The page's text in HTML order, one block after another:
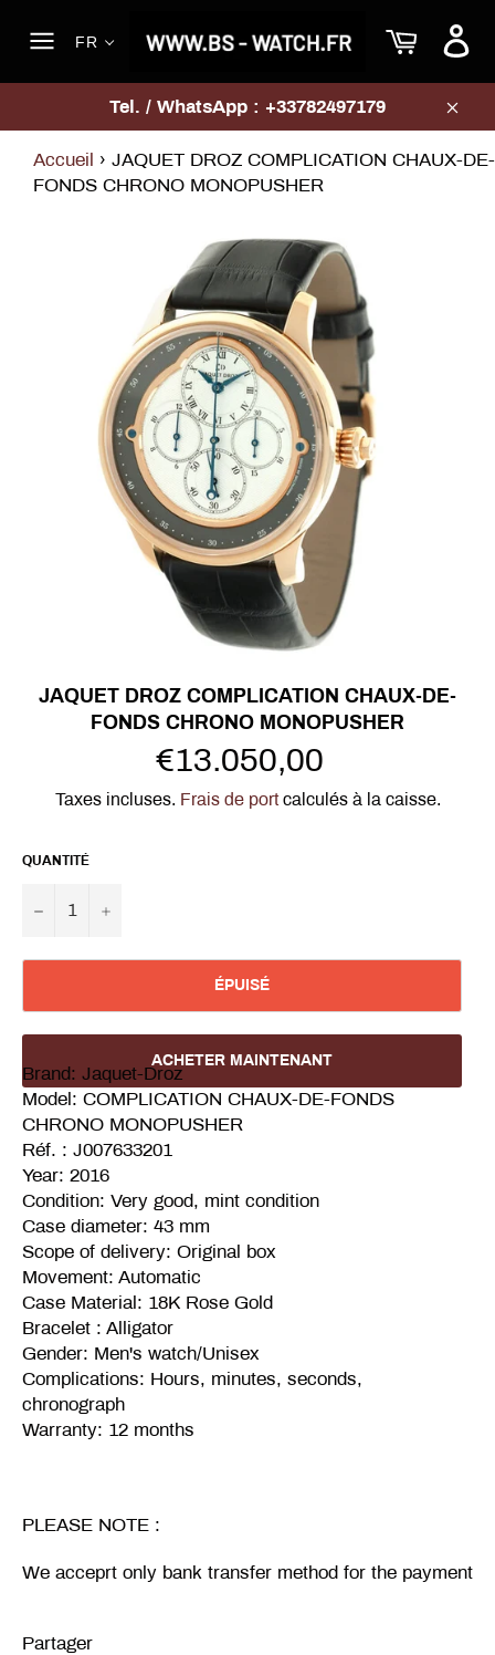
FR Panier
Tel. / WhatsApp : +33782497179
Accueil › JAQUET DROZ COMPLICATION CHAUX-DE-
FONDS CHRONO MONOPUSHER
JAQUET DROZ COMPLICATION CHAUX-DE-
FONDS CHRONO MONOPUSHER
Prix
régulier
€13.050,00
Taxes incluses. Frais de portcalculés à la caisse.
QUANTITÉ
− +
ÉPUISÉ
ACHETER MAINTENANT
Brand: Jaquet-Droz
Model: COMPLICATION CHAUX-DE-FONDS
CHRONO MONOPUSHER
Réf. : J007633201
Year: 2016
Condition: Very good, mint condition
Case diameter: 43 mm
Scope of delivery: Original box
Movement: Automatic
Case Material: 18K Rose Gold
Bracelet : Alligator
Gender: Men's watch/Unisex
Complications: Hours, minutes, seconds,
chronograph
Warranty: 12 months
PLEASE NOTE :
We acceprt only bank transfer method for the payment
Partager